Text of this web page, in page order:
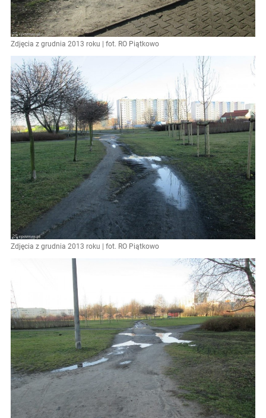
Zdjęcia z grudnia 2013 roku | fot. RO Piątkowo
Zdjęcia z grudnia 2013 roku | fot. RO Piątkowo